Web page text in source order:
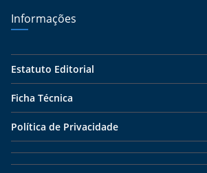
Informações
Estatuto Editorial
Ficha Técnica
Política de Privacidade